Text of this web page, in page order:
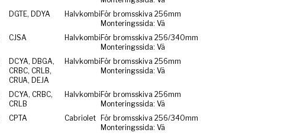
DGTE, DDYA Halvkombi För bromsskiva 256mm
Monteringssida: Vä
CJSA Halvkombi För bromsskiva 256/340mm
Monteringssida: Vä
DCYA, DBGA,
CRBC, CRLB,
CRUA, DEJA
Halvkombi För bromsskiva 256mm
Monteringssida: Vä
DCYA, CRBC,
CRLB
Halvkombi För bromsskiva 256mm
Monteringssida: Vä
CPTA Cabriolet
För bromsskiva 256/340mm
Monteringssida: Vä